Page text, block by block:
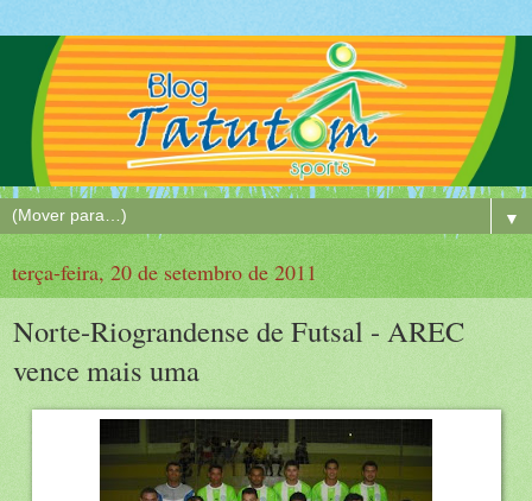
▼
terça-feira, 20 de setembro de 2011
Norte-Riograndense de Futsal - AREC
vence mais uma